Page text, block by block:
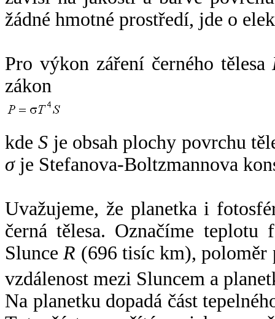
žádné hmotné prostředí, jde o
Pro výkon záření černého tělesa
zákon
kdeS je obsah plochy povrchu
σje Stefanova-Boltzmannova
Uvažujeme, že planetka i
černá tělesa. Označíme
SlunceR (696 tisíc km),
vzdálenost mezi Sluncem a
Na planetku dopadá část